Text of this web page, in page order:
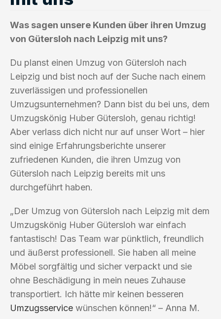
Was sagen unsere Kunden über ihren Umzug
von Gütersloh nach Leipzig mit uns?
Du planst einen Umzug von Gütersloh nach
Leipzig und bist noch auf der Suche nach einem
zuverlässigen und professionellen
Umzugsunternehmen? Dann bist du bei uns, dem
Umzugskönig Huber Gütersloh, genau richtig!
Aber verlass dich nicht nur auf unser Wort – hier
sind einige Erfahrungsberichte unserer
zufriedenen Kunden, die ihren Umzug von
Gütersloh nach Leipzig bereits mit uns
durchgeführt haben.
„Der Umzug von Gütersloh nach Leipzig mit dem
Umzugskönig Huber Gütersloh war einfach
fantastisch! Das Team war pünktlich, freundlich
und äußerst professionell. Sie haben all meine
Möbel sorgfältig und sicher verpackt und sie
ohne Beschädigung in mein neues Zuhause
transportiert. Ich hätte mir keinen besseren
Umzugsservice wünschen können!“ – Anna M.